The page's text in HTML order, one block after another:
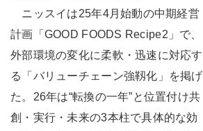
ニッスイは25年4月始動の中期経営
計画「GOOD FOODS Recipe2」で、
外部環境の変化に柔軟・迅速に対応す
る「バリューチェーン強靱化」を掲げ
た。26年は“転換の一年”と位置付け共
創・実行・未来の3本柱で具体的な効